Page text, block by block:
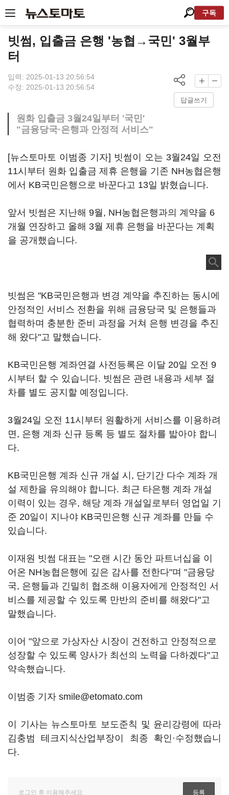
구독
빗썸, 입출금 은행 '농협→국민' 3월부
터
입력: 2025-01-13 20:56:54
수정: 2025-01-13 20:56:54
답글쓰기
원화 입출금 3월24일부터 '국민'
"금융당국·은행과 안정적 서비스"
[뉴스토마토 이범종 기자] 빗썸이 오는 3월24일 오전
11시부터 원화 입출금 제휴 은행을 기존 NH농협은행
에서 KB국민은행으로 바꾼다고 13일 밝혔습니다.
앞서 빗썸은 지난해 9월, NH농협은행과의 계약을 6
개월 연장하고 올해 3월 제휴 은행을 바꾼다는 계획
을 공개했습니다.
빗썸은 "KB국민은행과 변경 계약을 추진하는 동시에
안정적인 서비스 전환을 위해 금융당국 및 은행들과
협력하며 충분한 준비 과정을 거쳐 은행 변경을 추진
해 왔다"고 말했습니다.
KB국민은행 계좌연결 사전등록은 이달 20일 오전 9
시부터 할 수 있습니다. 빗썸은 관련 내용과 세부 절
차를 별도 공지할 예정입니다.
3월24일 오전 11시부터 원활하게 서비스를 이용하려
면, 은행 계좌 신규 등록 등 별도 절차를 밟아야 합니
다.
KB국민은행 계좌 신규 개설 시, 단기간 다수 계좌 개
설 제한을 유의해야 합니다. 최근 타은행 계좌 개설
이력이 있는 경우, 해당 계좌 개설일로부터 영업일 기
준 20일이 지나야 KB국민은행 신규 계좌를 만들 수
있습니다.
이재원 빗썸 대표는 "오랜 시간 동안 파트너십을 이
어온 NH농협은행에 깊은 감사를 전한다"며 "금융당
국, 은행들과 긴밀히 협조해 이용자에게 안정적인 서
비스를 제공할 수 있도록 만반의 준비를 해왔다"고
말했습니다.
이어 "앞으로 가상자산 시장이 건전하고 안정적으로
성장할 수 있도록 양사가 최선의 노력을 다하겠다"고
약속했습니다.
이범종 기자 smile@etomato.com
이 기사는 뉴스토마토 보도준칙 및 윤리강령에 따라
김충범 테크지식산업부장이 최종 확인·수정했습니
다.